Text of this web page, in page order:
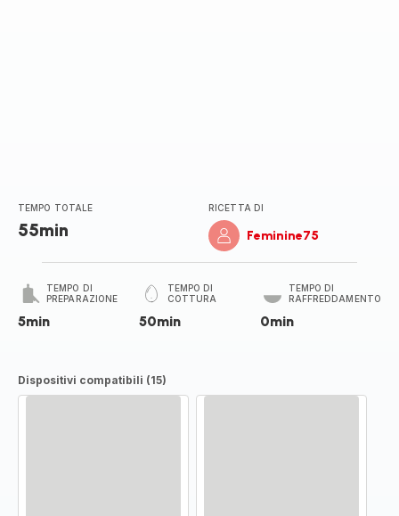
TEMPO TOTALE
55min
RICETTA DI
Feminine75
TEMPO DI
PREPARAZIONE
5min
TEMPO DI
COTTURA
50min
TEMPO DI
RAFFREDDAMENTO
0min
Dispositivi compatibili (15)